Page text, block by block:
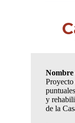
Nombre
y
de la